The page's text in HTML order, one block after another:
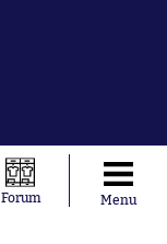
Forum Menu